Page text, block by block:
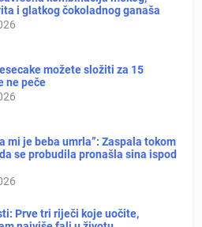
i glatkog čokoladnog ganaša
možete složiti za 15
ne peče
mi je beba umrla”: Zaspala tokom
se probudila pronašla sina ispod
Prve tri riječi koje uočite,